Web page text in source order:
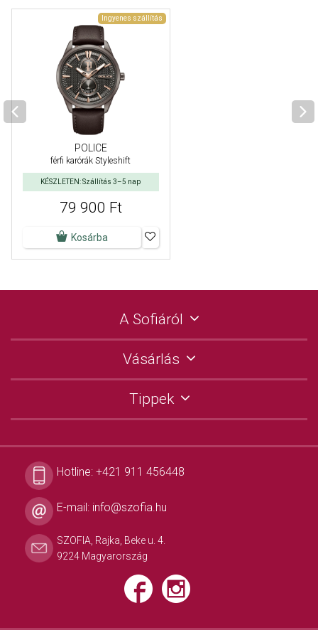
Ingyenes szállítás
POLICE
férfi karórák Styleshift
KÉSZLETEN: Szállítás 3–5 nap
79 900 Ft
Kosárba
A Sofiáról
Vásárlás
Tippek
Hotline: +421 911 456448
E-mail: info@szofia.hu
SZOFIA, Rajka, Beke u. 4.
9224 Magyarország